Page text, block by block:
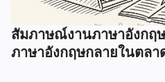
สัมภาษณ์งานภาษาอังกฤ
ภาษาอังกฤษกลายในตลา